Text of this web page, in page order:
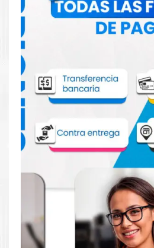
Comprar Tinta Epson
impresoras C869R
Aprovecha nuestra experiencia y
productos. Tenemos promociones
visítanos hoy para encontrar la
impresoraEPSON, como laTinta
Dónde comprar Tinta
impresoras Epson
envíos a nivel nacional